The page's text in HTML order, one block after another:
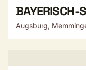
BAYERISCH-
Augsburg,